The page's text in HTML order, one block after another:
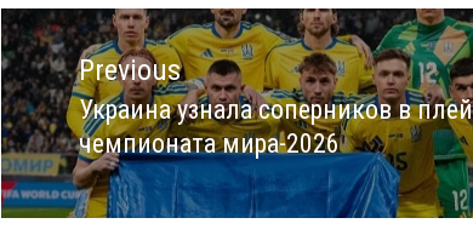
Навигация
по
записямPrevious
Previous
post:
Украина узнала соперников в
чемпионата мира-2026